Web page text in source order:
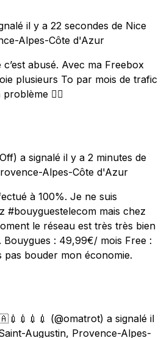
il y a 22 secondes de Nice
Alpes-Côte d'Azur
c’est abusé. Avec ma Freebox
plusieurs To par mois de trafic
👌🏻
a signalé il y a 2 minutes de
Alpes-Côte d'Azur
à 100%. Je ne suis
#bouyguestelecom mais chez
le réseau est très très bien
Bouygues : 49,99€/ mois Free :
bouder mon économie.
(@omatrot) a signalé il
Augustin, Provence-Alpes-